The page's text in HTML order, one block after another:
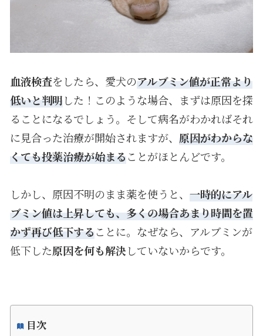
血液検査をしたら、愛犬のアルブミン値が正常より
低いと判明した！このような場合、まずは原因を探
ることになるでしょう。そして病名がわかればそれ
に見合った治療が開始されますが、 原因がわからな
くても投薬治療が始まることがほとんどです。
しかし、原因不明のまま薬を使うと、 一時的にアル
ブミン値は上昇しても、多くの場合あまり時間を置
かず再び低下することに。なぜなら、アルブミンが
低下した原因を何も解決していないからです。
目次